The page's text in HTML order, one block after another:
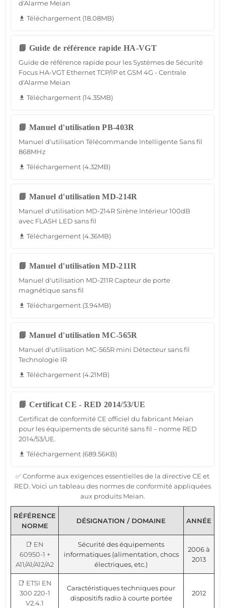
d'Alarme Meian
file_download Téléchargement (18.08MB)
📘 Guide de référence rapide HA-VGT
Guide de référence rapide pour les Systèmes de Sécurité
Focus HA-VGT Ethernet TCP/IP et GSM 4G - Centrale
d'Alarme Meian
file_download Téléchargement (14.35MB)
📘 Manuel d'utilisation PB-403R
Manuel d'utilisation Télécommande Intelligente Sans fil
868MHz
file_download Téléchargement (4.32MB)
📘 Manuel d'utilisation MD-214R
Manuel d'utilisation MD-214R Sirène Intérieur 100dB
avec FLASH LED sans fil
file_download Téléchargement (4.36MB)
📘 Manuel d'utilisation MD-211R
Manuel d'utilisation MD-211R Capteur de porte
magnétique sans fil
file_download Téléchargement (3.94MB)
📘 Manuel d'utilisation MC-565R
Manuel d'utilisation MC-565R mini Détecteur sans fil
Technologie IR
file_download Téléchargement (4.21MB)
📘 Certificat CE - RED 2014/53/UE
Certificat de conformité CE officiel du fabricant Meian
pour les équipements de sécurité sans fil – norme RED
2014/53/UE.
file_download Téléchargement (689.56KB)
✅ Conforme aux exigences essentielles de la directive CE et
RED. Voici un tableau des normes de conformité appliquées
aux produits Meian.
RÉFÉRENCE
NORME
DÉSIGNATION / DOMAINE ANNÉE
📑 EN
60950-1 +
A11/A1/A12/A2
Sécurité des équipements
informatiques (alimentation, chocs
électriques, etc.)
2006 à
2013
📑 ETSI EN
300 220-1
V2.4.1
Caractéristiques techniques pour
dispositifs radio à courte portée
2012